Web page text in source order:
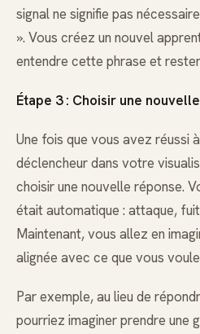
signal ne signifie pas
». Vous créez un nouvel
entendre cette phrase et
Étape 3 : Choisir une
Une fois que vous avez réussi
déclencheur dans votre
choisir une nouvelle réponse.
était automatique : attaque,
Maintenant, vous allez en
alignée avec ce que vous
Par exemple, au lieu de
pourriez imaginer prendre une